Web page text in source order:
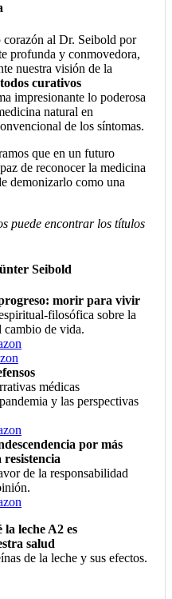
corazón al Dr. Seibold por
profunda y conmovedora,
nuestra visión de la
curativos
impresionante lo poderosa
natural en
de los síntomas.
que en un futuro
de reconocer la medicina
demonizarlo como una
puede encontrar los títulos
Seibold
morir para vivir
filosófica sobre la
de vida.
médicas
y las perspectivas
por más
de la responsabilidad
leche A2 es
salud
de la leche y sus efectos.